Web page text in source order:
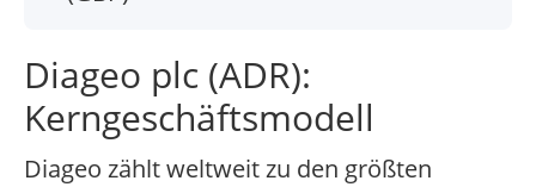
Diageo plc (ADR):
Kerngeschäftsmodell
Diageo zählt weltweit zu den größten